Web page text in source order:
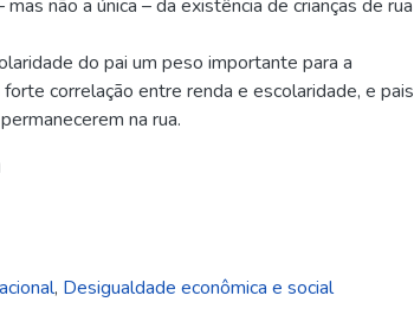
não a única – da existência de crianças de rua
do pai um peso importante para a
correlação entre renda e escolaridade, e pais
na rua.
, Desigualdade econômica e social